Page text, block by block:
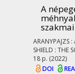
A
ARANYPAJZS
SHIELD : THE
18 p. (2022)
DOI